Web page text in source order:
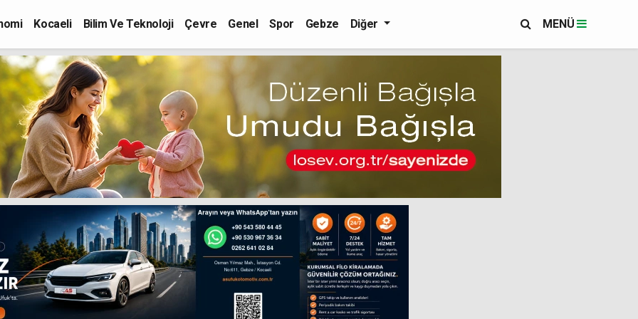
Kocaeli Bilim Ve Teknoloji Çevre Genel Spor Gebze Diğer MENÜ